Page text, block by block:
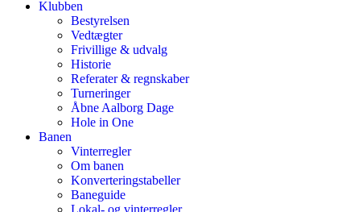
Klubben
Bestyrelsen
Vedtægter
Frivillige & udvalg
Historie
Referater & regnskaber
Turneringer
Åbne Aalborg Dage
Hole in One
Banen
Vinterregler
Om banen
Konverteringstabeller
Baneguide
Lokal- og vinterregler